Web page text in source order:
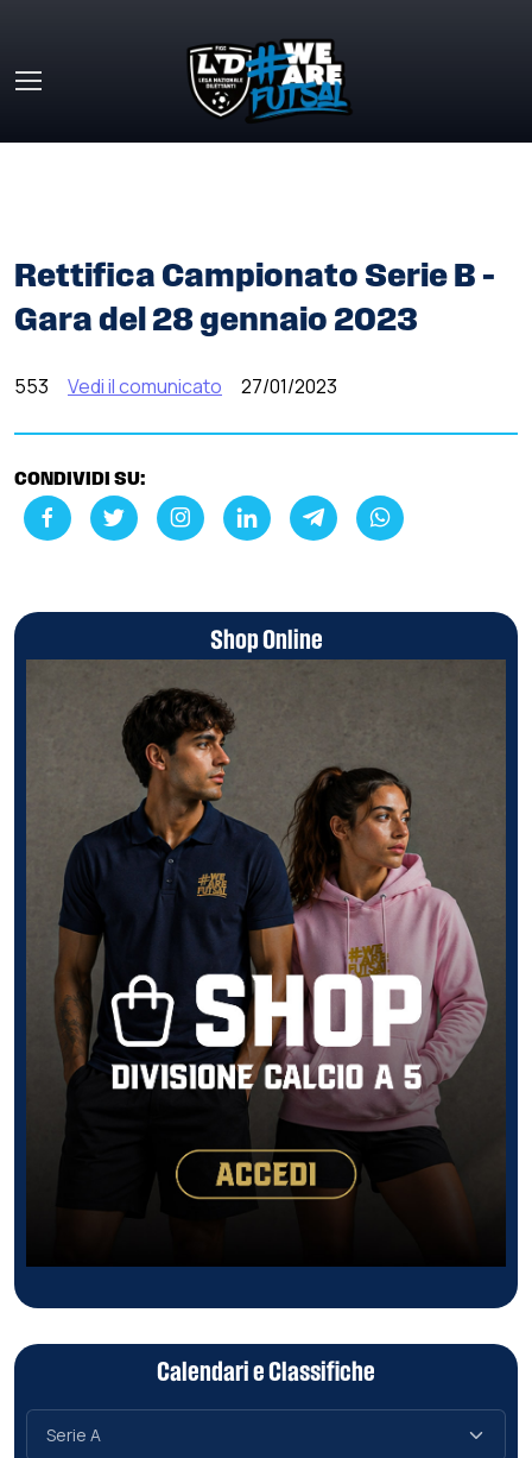
Rettifica Campionato Serie B –
Gara del 28 gennaio 2023
553 Vedi il comunicato 27/01/2023
CONDIVIDI SU:
Shop Online
Calendari e Classifiche